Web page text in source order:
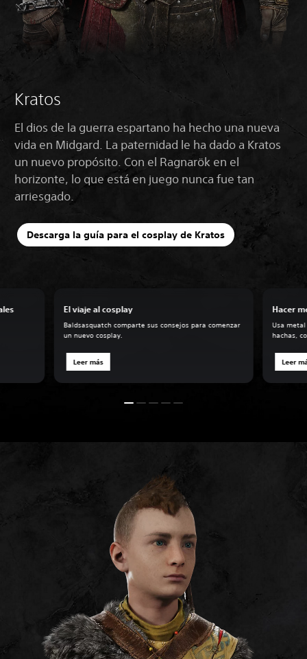
Kratos
El dios de la guerra espartano ha hecho una nueva
vida en Midgard. La paternidad le ha dado a Kratos
un nuevo propósito. Con el Ragnarök en el
horizonte, lo que está en juego nunca fue tan
arriesgado.
Descarga la guía para el cosplay de Kratos
El viaje al cosplay
Baldsasquatch comparte sus consejos para comenzar
un nuevo cosplay.
Leer más
Hacer
Usa
hachas,
Leer